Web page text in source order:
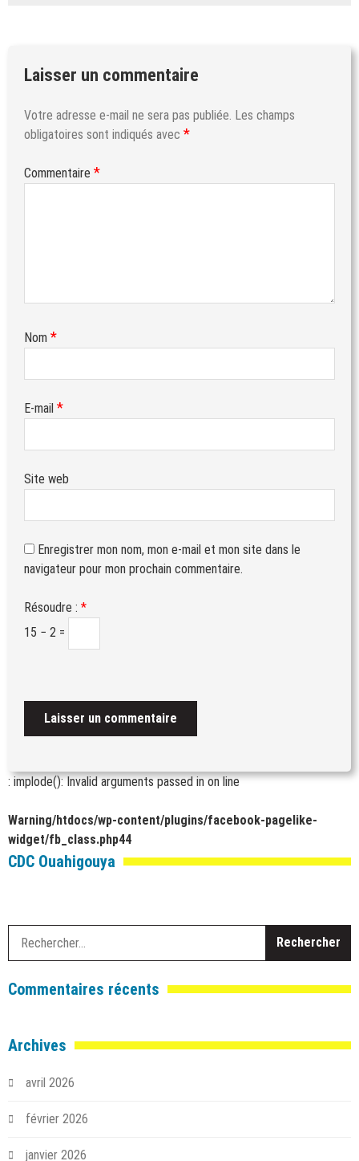
Laisser un commentaire
Votre adresse e-mail ne sera pas publiée. Les champs
obligatoires sont indiqués avec *
Commentaire *
Nom *
E-mail *
Site web
Enregistrer mon nom, mon e-mail et mon site dans le
navigateur pour mon prochain commentaire.
Résoudre : *
15 − 2 =
: implode(): Invalid arguments passed inon line
Warning/htdocs/wp-content/plugins/facebook-pagelike-
widget/fb_class.php44
CDC Ouahigouya
Commentaires récents
Archives
avril 2026
février 2026
janvier 2026